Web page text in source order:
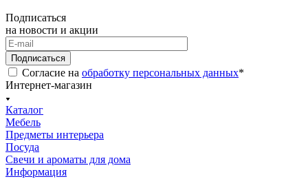
Подписаться
на новости и акции
Подписаться
Согласие на обработку персональных данных*
Интернет-магазин
Каталог
Мебель
Предметы интерьера
Посуда
Свечи и ароматы для дома
Информация